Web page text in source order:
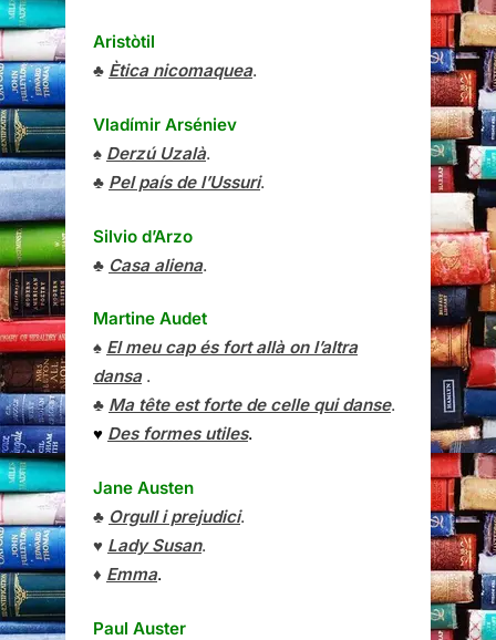
Aristòtil
♣ Ètica nicomaquea.
Vladímir Arséniev
♠ Derzú Uzalà.
♣ Pel país de l’Ussuri.
Silvio d’Arzo
♣ Casa aliena.
Martine Audet
♠ El meu cap és fort allà on l’altra
dansa.
♣ Ma tête est forte de celle qui danse.
♥ Des formes utiles.
Jane Austen
♣ Orgull i prejudici.
♥ Lady Susan.
♦ Emma.
Paul Auster